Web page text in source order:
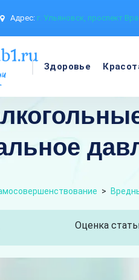
Адрес: г. Ульяновск, проспект
Здоровье
>
Оценка